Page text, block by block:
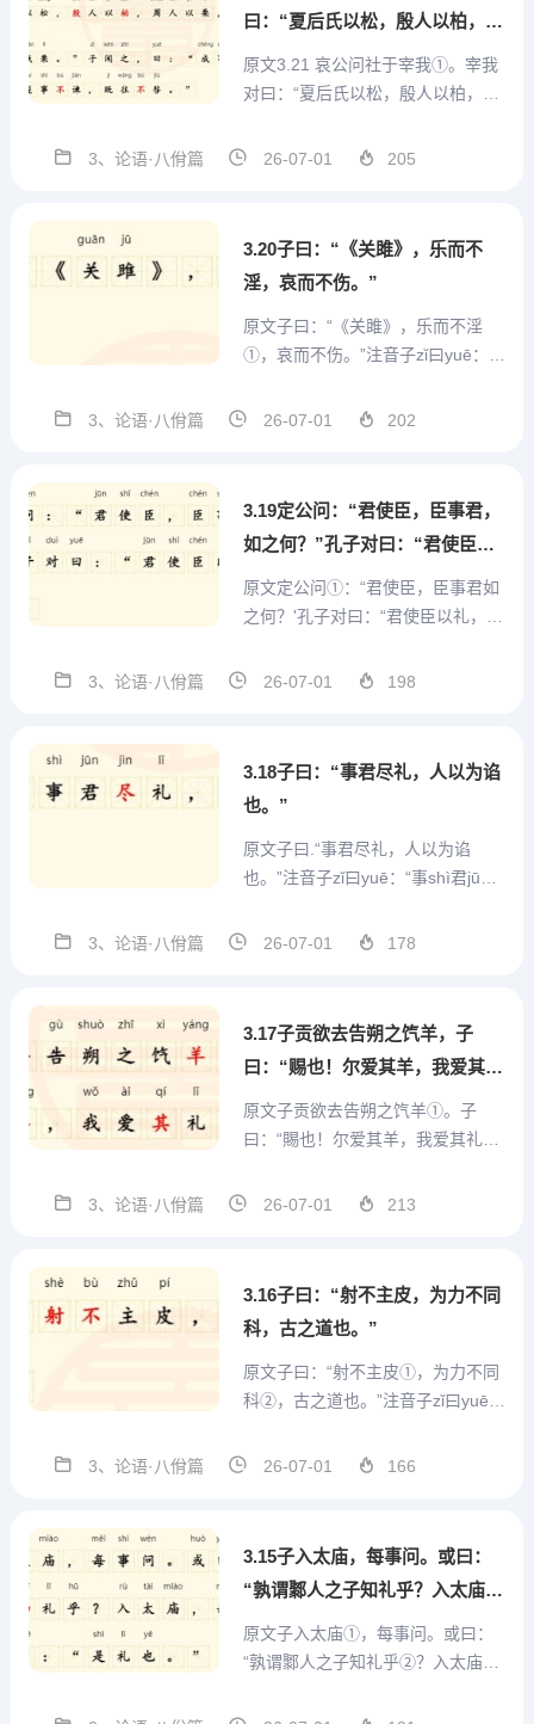
曰：“夏后氏以松，殷人以柏，周
人以栗，曰：使民战栗。”子闻
之，曰：“成事不说，遂事不谏，
原文3.21 哀公问社于宰我①。宰我
对曰：“夏后氏以松，殷人以柏，周
曰：“成事不说，遂事不谏②，既往
曰yuē：“夏xià...
3、论语·八佾篇 26-07-01 205
3.20子曰：“《关雎》，乐而不
淫，哀而不伤。”
原文子曰：“《关雎》，乐而不淫
①，哀而不伤。”注音子zǐ曰yuē：
yín，哀āi而ér不bù伤shāng。”注释
快乐而不放荡，悲哀而不悲...
3、论语·八佾篇 26-07-01 202
3.19定公问：“君使臣，臣事君，
如之何？”孔子对曰：“君使臣以
礼，臣事君以忠。”
原文定公问①：“君使臣，臣事君如
之何？'孔子对曰：“君使臣以礼，臣
èn：“君jūn使shǐ臣chén，臣chén事
3、论语·八佾篇 26-07-01 198
3.18子曰：“事君尽礼，人以为谄
也。”
原文子曰.“事君尽礼，人以为谄
也。”注音子zǐ曰yuē：“事shì君jūn
yě。”翻译孔子说：“按照礼节去侍
按照周礼的规定事奉君...
3、论语·八佾篇 26-07-01 178
3.17子贡欲去告朔之饩羊，子
曰：“赐也！尔爱其羊，我爱其
礼。”
原文子贡欲去告朔之饩羊①。子
曰：“賜也！尔爱其羊，我爱其礼。”
huò之zhī饩xì羊yáng，子zǐ曰yuē：
3、论语·八佾篇 26-07-01 213
3.16子曰：“射不主皮，为力不同
科，古之道也。”
原文子曰：“射不主皮①，为力不同
科②，古之道也。”注音子zǐ曰yuē：
bù同tóng科kē，古gǔ之zhī道dào也
成，中心画...
3、论语·八佾篇 26-07-01 166
3.15子入太庙，每事问。或曰：
“孰谓鄹人之子知礼乎？入太庙，
每事问。”子闻之，曰：“是礼
也。”
原文子入太庙①，每事问。或曰：
“孰谓鄹人之子知礼乎②？入太庙，
注音子zǐ入rù太tài庙miào，每měi事